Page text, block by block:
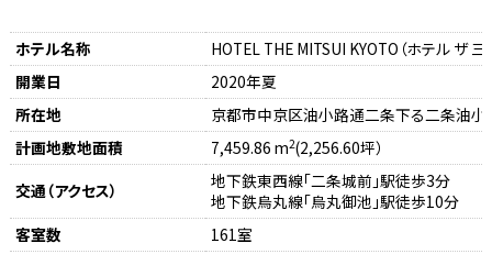
ホテル名称
HOTEL THE MITSUI KYOTO（ホテル ザ 三
開業日
2020年夏
所在地
京都市中京区油小路通二条下る二条油
計画地敷地面積
7,459.86 m2(2,256.60坪）
交通（アクセス）
地下鉄東西線「二条城前」駅徒歩3分
地下鉄烏丸線「烏丸御池」駅徒歩10分
客室数
161室